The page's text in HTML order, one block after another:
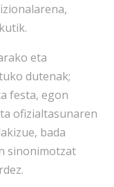
eta
dutenak;
festa, egon
ofizialtasunaren
bada
sinonimotzat